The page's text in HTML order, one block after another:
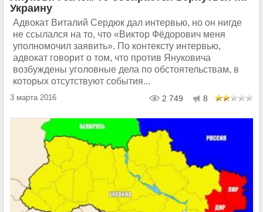
Украину
Адвокат Виталий Сердюк дал интервью, но он нигде
не ссылался на то, что «Виктор Фёдорович меня
уполномочил заявить». По контексту интервью,
адвокат говорит о том, что против Януковича
возбуждены уголовные дела по обстоятельствам, в
которых отсутствуют события...
3 марта 2016 2 749 8